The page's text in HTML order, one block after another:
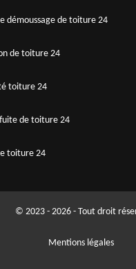
démoussage de toiture 24
de toiture 24
toiture 24
de toiture 24
toiture 24
© 2023 - 2026 - Tout droit
Mentions légales